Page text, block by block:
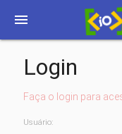
menu
Login
Faça o login para
Usuário: